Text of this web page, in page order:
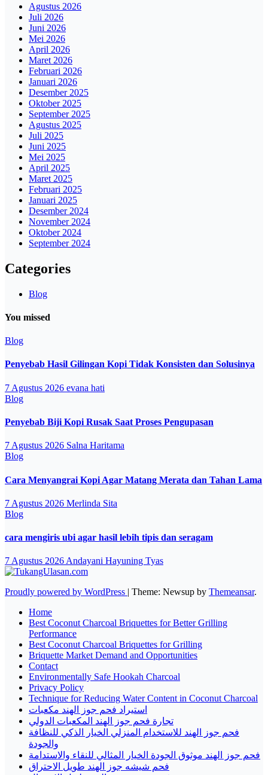
Agustus 2026
Juli 2026
Juni 2026
Mei 2026
April 2026
Maret 2026
Februari 2026
Januari 2026
Desember 2025
Oktober 2025
September 2025
Agustus 2025
Juli 2025
Juni 2025
Mei 2025
April 2025
Maret 2025
Februari 2025
Januari 2025
Desember 2024
November 2024
Oktober 2024
September 2024
Categories
Blog
You missed
Blog
Penyebab Hasil Gilingan Kopi Tidak Konsisten dan Solusinya
7 Agustus 2026 evana hati
Blog
Penyebab Biji Kopi Rusak Saat Proses Pengupasan
7 Agustus 2026 Salna Haritama
Blog
Cara Menyangrai Kopi Agar Matang Merata dan Tahan Lama
7 Agustus 2026 Merlinda Sita
Blog
cara mengiris ubi agar hasil lebih tipis dan seragam
7 Agustus 2026 Andayani Hayuning Tyas
Proudly powered by WordPress | Theme: Newsup by Themeansar.
Home
Best Coconut Charcoal Briquettes for Better Grilling
Performance
Best Coconut Charcoal Briquettes for Grilling
Briquette Market Demand and Opportunities
Contact
Environmentally Safe Hookah Charcoal
Privacy Policy
Technique for Reducing Water Content in Coconut Charcoal
استيراد فحم جوز الهند مكعبات
تجارة فحم جوز الهند المكعبات الدولي
فحم جوز الهند للاستخدام المنزلي الخيار الذكي للنظافة
والجودة
فحم جوز الهند موثوق الجودة الخيار المثالي للنقاء والاستدامة
فحم شيشه جوز الهند طويل الاحتراق